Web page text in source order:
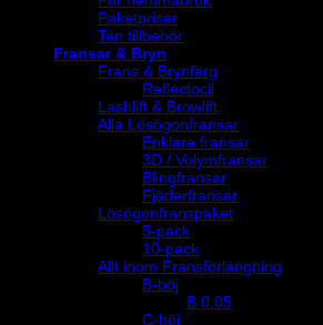
Paketpriser
Tan tillbehör
Fransar & Bryn
Frans & Brynfärg
Reflectocil
Lashlift & Browlift
Alla Lösögonfransar
Enklare fransar
3D / Volymfransar
Blingfransar
Fjäderfransar
Lösögonfranspaket
5-pack
10-pack
Allt inom Fransförlängning
B-böj
B 0.05
C-böj